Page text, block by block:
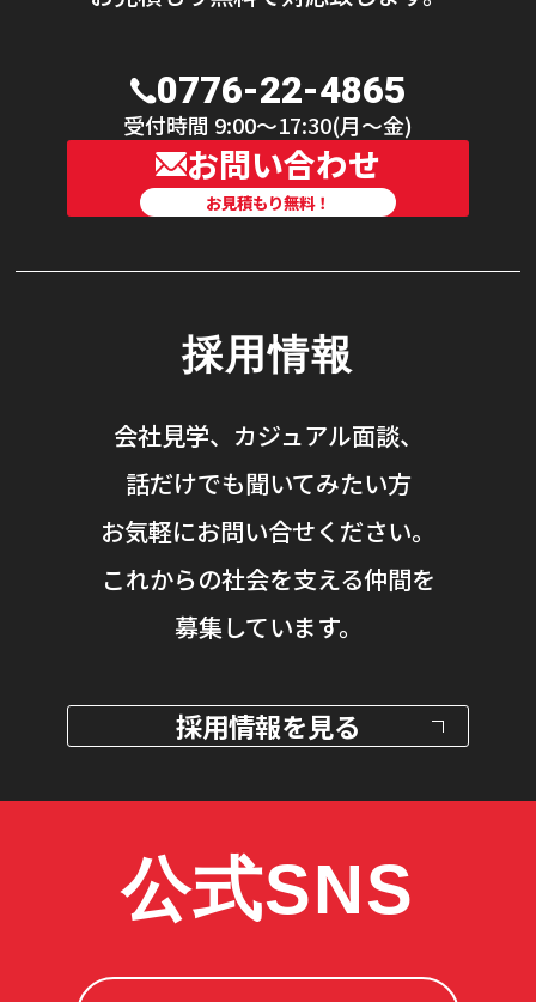
0776-22-4865
受付時間 9:00〜17:30(月〜金)
お問い合わせ
お見積もり無料！
採用情報
会社見学、カジュアル面談、
話だけでも聞いてみたい方
お気軽にお問い合せください。
これからの社会を支える仲間を
募集しています。
採用情報を見る
公式SNS